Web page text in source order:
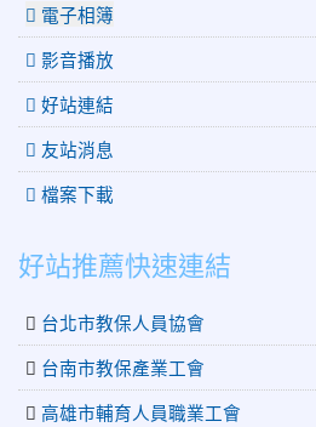
電子相簿
影音播放
好站連結
友站消息
檔案下載
好站推薦快速連結
台北市教保人員協會
台南市教保產業工會
高雄市輔育人員職業工會